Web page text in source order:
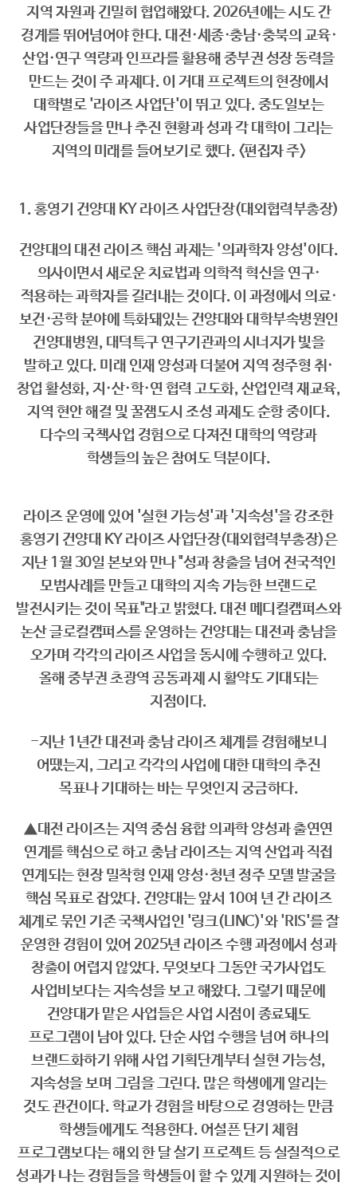
지역 자원과 긴밀히 협업해왔다. 2026년에는 시도 간
경계를 뛰어넘어야 한다. 대전·세종·충남·충북의 교육·
산업·연구 역량과 인프라를 활용해 중부권 성장 동력을
만드는 것이 주 과제다. 이 거대 프로젝트의 현장에서
대학별로 '라이즈 사업단'이 뛰고 있다. 중도일보는
사업단장들을 만나 추진 현황과 성과 각 대학이 그리는
지역의 미래를 들어보기로 했다. <편집자 주>
1. 홍영기 건양대 KY 라이즈 사업단장(대외협력부총장)
건양대의 대전 라이즈 핵심 과제는 '의과학자 양성'이다.
의사이면서 새로운 치료법과 의학적 혁신을 연구·
적용하는 과학자를 길러내는 것이다. 이 과정에서 의료·
보건·공학 분야에 특화돼있는 건양대와 대학부속병원인
건양대병원, 대덕특구 연구기관과의 시너지가 빛을
발하고 있다. 미래 인재 양성과 더불어 지역 정주형 취·
창업 활성화, 지·산·학·연 협력 고도화, 산업인력 재교육,
지역 현안 해결 및 꿀잼도시 조성 과제도 순항 중이다.
다수의 국책사업 경험으로 다져진 대학의 역량과
학생들의 높은 참여도 덕분이다.
라이즈 운영에 있어 '실현 가능성'과 '지속성'을 강조한
홍영기 건양대 KY 라이즈 사업단장(대외협력부총장)은
지난 1월 30일 본보와 만나 "성과 창출을 넘어 전국적인
모범사례를 만들고 대학의 지속 가능한 브랜드로
발전시키는 것이 목표"라고 밝혔다. 대전 메디컬캠퍼스와
논산 글로컬캠퍼스를 운영하는 건양대는 대전과 충남을
오가며 각각의 라이즈 사업을 동시에 수행하고 있다.
올해 중부권 초광역 공동과제 시 활약도 기대되는
지점이다.
-지난 1년간 대전과 충남 라이즈 체계를 경험해보니
어땠는지, 그리고 각각의 사업에 대한 대학의 추진
목표나 기대하는 바는 무엇인지 궁금하다.
▲대전 라이즈는 지역 중심 융합 의과학 양성과 출연연
연계를 핵심으로 하고 충남 라이즈는 지역 산업과 직접
연계되는 현장 밀착형 인재 양성·청년 정주 모델 발굴을
핵심 목표로 잡았다. 건양대는 앞서 10여 년 간 라이즈
체계로 묶인 기존 국책사업인 '링크(LINC)'와 'RIS'를 잘
운영한 경험이 있어 2025년 라이즈 수행 과정에서 성과
창출이 어렵지 않았다. 무엇보다 그동안 국가사업도
사업비보다는 지속성을 보고 해왔다. 그렇기 때문에
건양대가 맡은 사업들은 사업 시점이 종료돼도
프로그램이 남아 있다. 단순 사업 수행을 넘어 하나의
브랜드화하기 위해 사업 기획단계부터 실현 가능성,
지속성을 보며 그림을 그린다. 많은 학생에게 알리는
것도 관건이다. 학교가 경험을 바탕으로 경영하는 만큼
학생들에게도 적용한다. 어설픈 단기 체험
프로그램보다는 해외 한 달 살기 프로젝트 등 실질적으로
성과가 나는 경험들을 학생들이 할 수 있게 지원하는 것이